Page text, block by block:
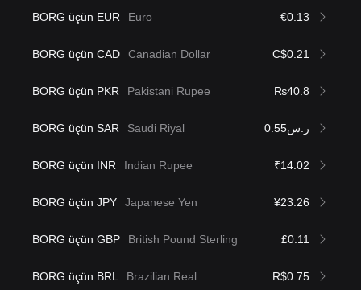
BORG üçün EUR Euro €0.13
BORG üçün CAD Canadian Dollar C$0.21
BORG üçün PKR Pakistani Rupee ₨40.8
BORG üçün SAR Saudi Riyal ر.س0.55
BORG üçün INR Indian Rupee ₹14.02
BORG üçün JPY Japanese Yen ¥23.26
BORG üçün GBP British Pound Sterling £0.11
BORG üçün BRL Brazilian Real R$0.75